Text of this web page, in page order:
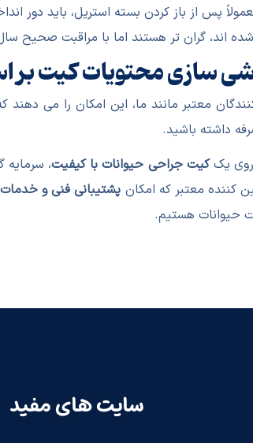
پس از باز کردن بسته استریل، باید دور
اند، گران تر هستند اما با مراقبت صحیح
سازی محتویات کیت
معتبر مانند ما، این امکان را می
داشته باشید.
روی یککیت جراحی حیوانات با کیفیت، سرمایه
کننده معتبر که امکان پشتیبانی فنی و
حیوانات هستیم.
سایت های مفید